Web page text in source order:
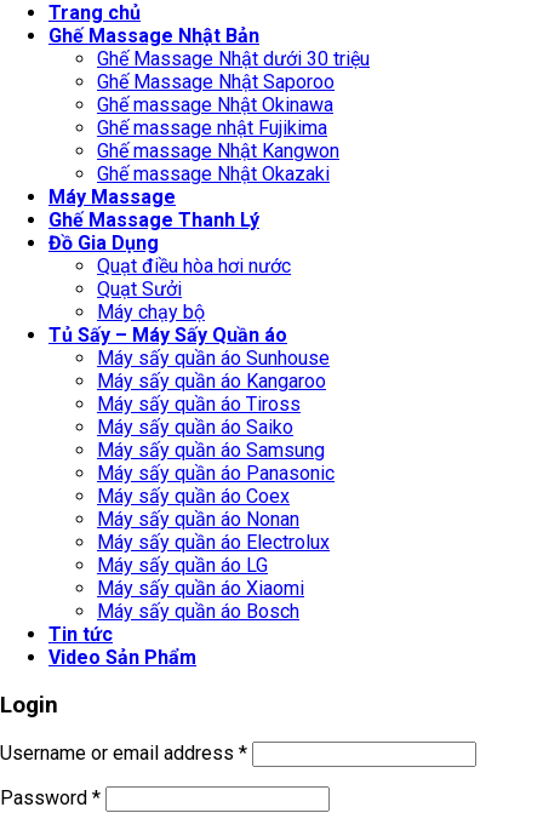
Trang chủ
Ghế Massage Nhật Bản
Ghế Massage Nhật dưới 30 triệu
Ghế Massage Nhật Saporoo
Ghế massage Nhật Okinawa
Ghế massage nhật Fujikima
Ghế massage Nhật Kangwon
Ghế massage Nhật Okazaki
Máy Massage
Ghế Massage Thanh Lý
Đồ Gia Dụng
Quạt điều hòa hơi nước
Quạt Sưởi
Máy chạy bộ
Tủ Sấy – Máy Sấy Quần áo
Máy sấy quần áo Sunhouse
Máy sấy quần áo Kangaroo
Máy sấy quần áo Tiross
Máy sấy quần áo Saiko
Máy sấy quần áo Samsung
Máy sấy quần áo Panasonic
Máy sấy quần áo Coex
Máy sấy quần áo Nonan
Máy sấy quần áo Electrolux
Máy sấy quần áo LG
Máy sấy quần áo Xiaomi
Máy sấy quần áo Bosch
Tin tức
Video Sản Phẩm
Login
Username or email address *
Password *